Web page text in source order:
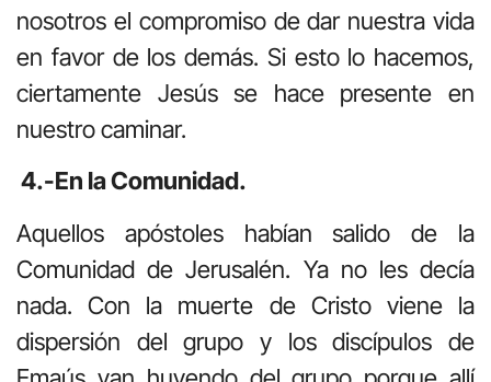
nosotros el compromiso de dar nuestra vida
en favor de los demás. Si esto lo hacemos,
ciertamente Jesús se hace presente en
nuestro caminar.
4.-En la Comunidad.
Aquellos apóstoles habían salido de la
Comunidad de Jerusalén. Ya no les decía
nada. Con la muerte de Cristo viene la
dispersión del grupo y los discípulos de